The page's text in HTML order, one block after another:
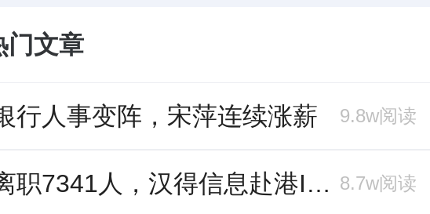
门文章
行人事变阵，宋萍连续涨薪 9.8w阅读
三年离职7341人，汉得信息赴港IPO前欠缴社保1.55亿元 8.7w阅读